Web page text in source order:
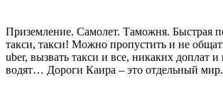
Приземление. Самолет. Таможня. Быстрая
такси, такси! Можно пропустить и не
uber, вызвать такси и все, никаких
водят… Дороги Каира – это отдельный мир.